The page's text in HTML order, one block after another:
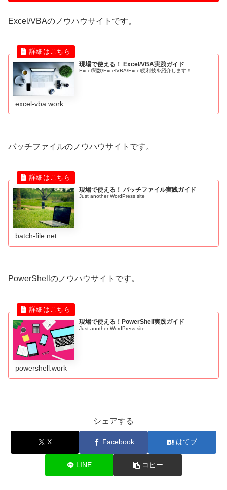
Excel/VBAのノウハウサイトです。
現場で使える！ Excel/VBA実践ガイド
Excel関数/ExcelVBA/Excel便利技を紹介します！
excel-vba.work
バッチファイルのノウハウサイトです。
現場で使える！ バッチファイル実践ガイド
Just another WordPress site
batch-file.net
PowerShellのノウハウサイトです。
現場で使える！PowerShell実践ガイド
Just another WordPress site
powershell.work
シェアする
X Facebook はてブ
LINE コピー